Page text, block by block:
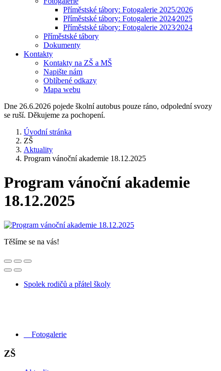
Příměstské tábory: Fotogalerie 2025/2026
Příměstské tábory: Fotogalerie 2024⁄2025
Příměstské tábory: Fotogalerie 2023⁄2024
Příměstské tábory
Dokumenty
Kontakty
Kontakty na ZŠ a MŠ
Napište nám
Oblíbené odkazy
Mapa webu
Dne 26.6.2026 pojede školní autobus pouze ráno, odpolední svozy
se ruší. Děkujeme za pochopení.
Úvodní stránka
ZŠ
Aktuality
Program vánoční akademie 18.12.2025
Program vánoční akademie
18.12.2025
Těšíme se na vás!
Spolek rodičů a přátel školy
Fotogalerie
ZŠ